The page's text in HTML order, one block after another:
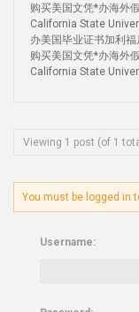
购买美国文凭*办海外
California State
办美国毕业证书加利
购买美国文凭*办海外
California State
Viewing 1 post (of 1
You must be logged in
Username: